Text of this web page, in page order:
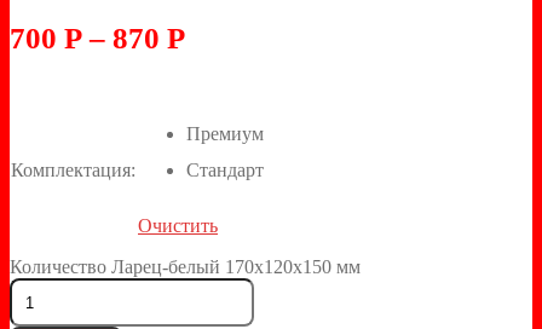
700 Р– 870 Р
Комплектация:
Премиум
Стандарт
Очистить
Количество Ларец-белый 170х120х150 мм